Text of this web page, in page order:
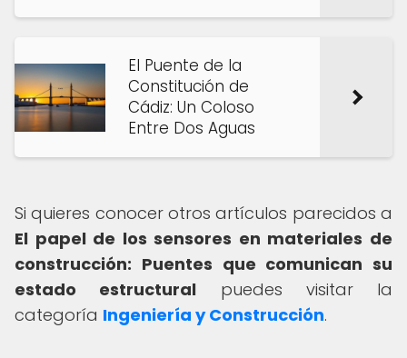
El Puente de la
Constitución de
Cádiz: Un Coloso
Entre Dos Aguas
Si quieres conocer otros artículos parecidos a
El papel de los sensores en materiales de
construcción: Puentes que comunican su
estado estructural puedes visitar la
categoría Ingeniería y Construcción.